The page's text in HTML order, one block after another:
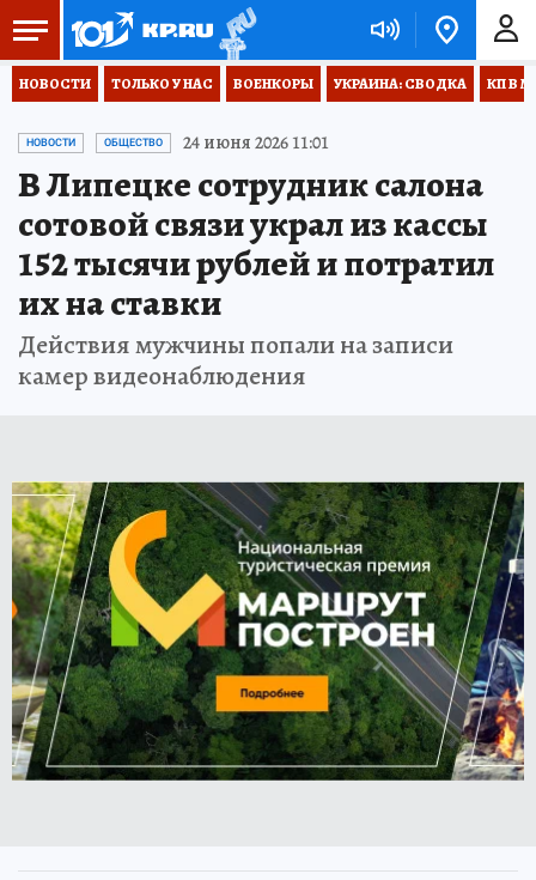
НОВОСТИ ТОЛЬКО У НАС ВОЕНКОРЫ УКРАИНА: СВОДКА КП В
НОВОСТИ ОБЩЕСТВО 24 июня 2026 11:01
В Липецке сотрудник салона
сотовой связи украл из кассы
152 тысячи рублей и потратил
их на ставки
Действия мужчины попали на записи
камер видеонаблюдения